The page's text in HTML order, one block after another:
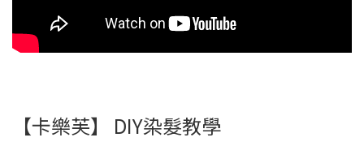
【卡樂芙】 DIY染髮教學